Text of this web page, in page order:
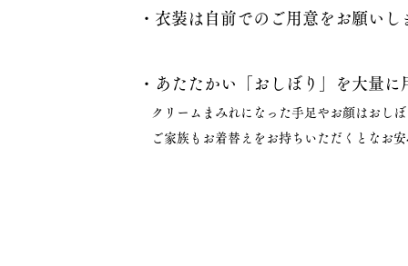
・衣装は自前でのご用意をお願いし
・あたたかい「おしぼり」を大量
クリームまみれになった手足やお顔はおし
ご家族もお着替えをお持ちいただくとなお